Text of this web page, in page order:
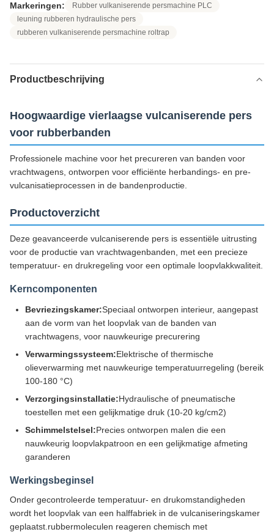
Markeringen:
Rubber vulkaniserende persmachine PLC
leuning rubberen hydraulische pers
rubberen vulkaniserende persmachine roltrap
Productbeschrijving
Hoogwaardige vierlaagse vulcaniserende pers
voor rubberbanden
Professionele machine voor het precureren van banden voor
vrachtwagens, ontworpen voor efficiënte herbandings- en pre-
vulcanisatieprocessen in de bandenproductie.
Productoverzicht
Deze geavanceerde vulcaniserende pers is essentiële uitrusting
voor de productie van vrachtwagenbanden, met een precieze
temperatuur- en drukregeling voor een optimale loopvlakkwaliteit.
Kerncomponenten
Bevriezingskamer:Speciaal ontworpen interieur, aangepast
aan de vorm van het loopvlak van de banden van
vrachtwagens, voor nauwkeurige precurering
Verwarmingssysteem:Elektrische of thermische
olieverwarming met nauwkeurige temperatuurregeling (bereik
100-180 °C)
Verzorgingsinstallatie:Hydraulische of pneumatische
toestellen met een gelijkmatige druk (10-20 kg/cm2)
Schimmelstelsel:Precies ontworpen malen die een
nauwkeurig loopvlakpatroon en een gelijkmatige afmeting
garanderen
Werkingsbeginsel
Onder gecontroleerde temperatuur- en drukomstandigheden
wordt het loopvlak van een halffabriek in de vulcaniseringskamer
geplaatst.rubbermoleculen reageren chemisch met